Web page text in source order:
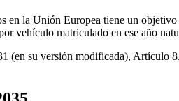
en la Unión Europea tiene un
vehículo matriculado en ese año
(en su versión modificada), Artículo